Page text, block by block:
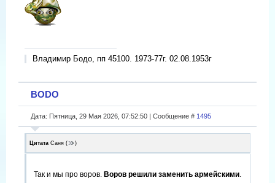
Владимир Бодо, пп 45100. 1973-77г. 02.08.1953г
BODO
Дата: Пятница, 29 Мая 2026, 07:52:50 | Сообщение # 1495
Цитата Саня ( )
Так и мы про воров. Воров решили заменить армейскими.